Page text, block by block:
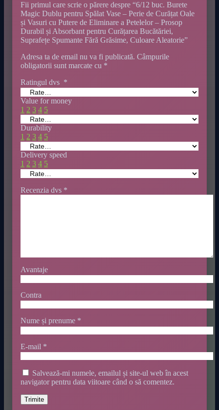
Fii primul care scrie o părere despre “6/12 buc. Burete
Magic Dublu pentru Spălat Vase – Perie de Curățat Oale
și Vasuri cu Putere de Eliminare a Petelelor – Prosop
Durabil și Absorbant pentru Curățarea Bucătăriei,
Suprafețe Spumante Fără Grăsime, Culoare Aleatorie”
Adresa ta de email nu va fi publicată. Câmpurile
obligatorii sunt marcate cu *
Ratingul dvs *
Value for money
1 2 3 4 5
Durability
1 2 3 4 5
Delivery speed
1 2 3 4 5
Recenzia dvs *
Avantaje
Contra
Nume și prenume *
E-mail *
Salvează-mi numele, emailul și site-ul web în acest
navigator pentru data viitoare când o să comentez.